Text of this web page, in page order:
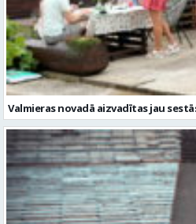
Valmieras novadā aizvadītas jau